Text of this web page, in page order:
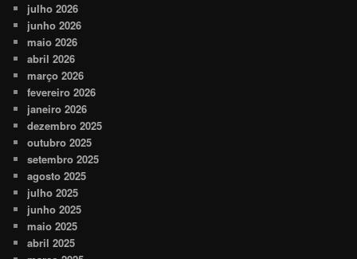
julho 2026
junho 2026
maio 2026
abril 2026
março 2026
fevereiro 2026
janeiro 2026
dezembro 2025
outubro 2025
setembro 2025
agosto 2025
julho 2025
junho 2025
maio 2025
abril 2025